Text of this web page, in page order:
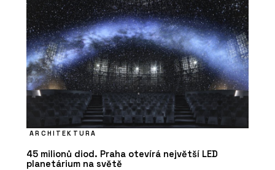
ARCHITEKTURA
45 milionů diod. Praha otevírá největší LED
planetárium na světě